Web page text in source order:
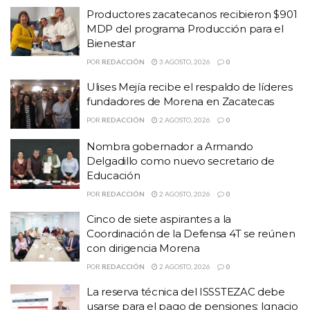
Alba Rodríguez responsable del equipo de Basquetbol profesional
Barreteros, además de contar con la representación gubernamental
a cargo de Adolfo Yáñez Organización de Educación Nacional de
ciencia y cultura UNESCO, Saucedo Ramírez destacó avances
importantes en rubros como; deporte, educación, obra pública,
asistencia social por mencionar algunos de los sectores que se han
visto beneficiados con el esquema de trabajo implementado por la
actual administración.
HISTORIAS RELACIONADAS
del programa Producción para el Bienestar
Ulises Mejía recibe el respaldo de líderes
fundadores de Morena en Zacatecas
nuevo secretario de Educación
Productores zacatecanos recibieron $901
MDP del programa Producción para el
Bienestar
POR REDACCIÓN 3 AGOSTO, 2026 0
Ulises Mejía recibe el respaldo de líderes
fundadores de Morena en Zacatecas
POR REDACCIÓN 2 AGOSTO, 2026 0
Nombra gobernador a Armando
Delgadillo como nuevo secretario de
Educación
POR REDACCIÓN 2 AGOSTO, 2026 0
Cinco de siete aspirantes a la
Coordinación de la Defensa 4T se reúnen
con dirigencia Morena
POR REDACCIÓN 2 AGOSTO, 2026 0
La reserva técnica del ISSSTEZAC debe
usarse para el pago de pensiones: Ignacio